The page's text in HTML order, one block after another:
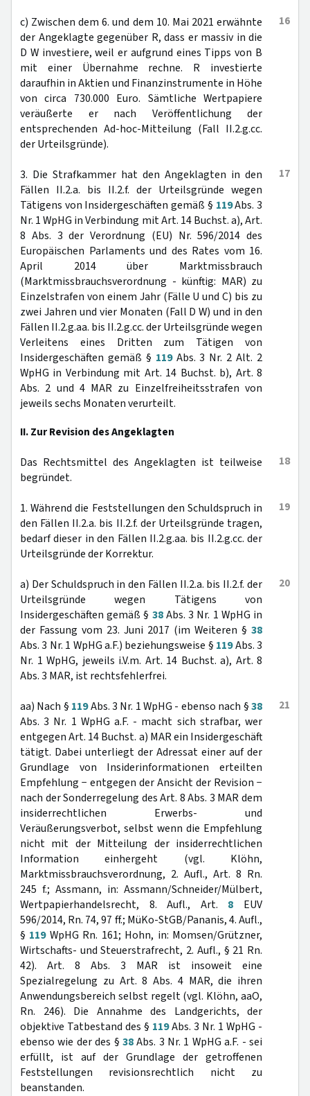
16
c) Zwischen dem 6. und dem 10. Mai 2021 erwähnte
der Angeklagte gegenüber R, dass er massiv in die
D W investiere, weil er aufgrund eines Tipps von B
mit einer Übernahme rechne. R investierte
daraufhin in Aktien und Finanzinstrumente in Höhe
von circa 730.000 Euro. Sämtliche Wertpapiere
veräußerte er nach Veröffentlichung der
entsprechenden Ad-hoc-Mitteilung (Fall II.2.g.cc.
der Urteilsgründe).
17
3. Die Strafkammer hat den Angeklagten in den
Fällen II.2.a. bis II.2.f. der Urteilsgründe wegen
Tätigens von Insidergeschäften gemäß § 119Abs. 3
Nr. 1 WpHG in Verbindung mit Art. 14 Buchst. a), Art.
8 Abs. 3 der Verordnung (EU) Nr. 596/2014 des
Europäischen Parlaments und des Rates vom 16.
April 2014 über Marktmissbrauch
(Marktmissbrauchsverordnung - künftig: MAR) zu
Einzelstrafen von einem Jahr (Fälle U und C) bis zu
zwei Jahren und vier Monaten (Fall D W) und in den
Fällen II.2.g.aa. bis II.2.g.cc. der Urteilsgründe wegen
Verleitens eines Dritten zum Tätigen von
Insidergeschäften gemäß § 119Abs. 3 Nr. 2 Alt. 2
WpHG in Verbindung mit Art. 14 Buchst. b), Art. 8
Abs. 2 und 4 MAR zu Einzelfreiheitsstrafen von
jeweils sechs Monaten verurteilt.
II. Zur Revision des Angeklagten
18
Das Rechtsmittel des Angeklagten ist teilweise
begründet.
19
1. Während die Feststellungen den Schuldspruch in
den Fällen II.2.a. bis II.2.f. der Urteilsgründe tragen,
bedarf dieser in den Fällen II.2.g.aa. bis II.2.g.cc. der
Urteilsgründe der Korrektur.
20
a) Der Schuldspruch in den Fällen II.2.a. bis II.2.f. der
Urteilsgründe wegen Tätigens von
Insidergeschäften gemäß § 38Abs. 3 Nr. 1 WpHG in
der Fassung vom 23. Juni 2017 (im Weiteren § 38
Abs. 3 Nr. 1 WpHG a.F.) beziehungsweise § 119Abs. 3
Nr. 1 WpHG, jeweils i.V.m. Art. 14 Buchst. a), Art. 8
Abs. 3 MAR, ist rechtsfehlerfrei.
21
aa) Nach § 119Abs. 3 Nr. 1 WpHG - ebenso nach §38
Abs. 3 Nr. 1 WpHG a.F. - macht sich strafbar, wer
entgegen Art. 14 Buchst. a) MAR ein Insidergeschäft
tätigt. Dabei unterliegt der Adressat einer auf der
Grundlage von Insiderinformationen erteilten
Empfehlung − entgegen der Ansicht der Revision −
nach der Sonderregelung des Art. 8 Abs. 3 MAR dem
insiderrechtlichen Erwerbs- und
Veräußerungsverbot, selbst wenn die Empfehlung
nicht mit der Mitteilung der insiderrechtlichen
Information einhergeht (vgl. Klöhn,
Marktmissbrauchsverordnung, 2. Aufl., Art. 8 Rn.
245 f.; Assmann, in: Assmann/Schneider/Mülbert,
Wertpapierhandelsrecht, 8. Aufl., Art. 8 EUV
596/2014, Rn. 74, 97 ff.; MüKo-StGB/Pananis, 4. Aufl.,
§ 119WpHG Rn. 161; Hohn, in: Momsen/Grützner,
Wirtschafts- und Steuerstrafrecht, 2. Aufl., § 21 Rn.
42). Art. 8 Abs. 3 MAR ist insoweit eine
Spezialregelung zu Art. 8 Abs. 4 MAR, die ihren
Anwendungsbereich selbst regelt (vgl. Klöhn, aaO,
Rn. 246). Die Annahme des Landgerichts, der
objektive Tatbestand des § 119Abs. 3 Nr. 1 WpHG -
ebenso wie der des § 38Abs. 3 Nr. 1 WpHG a.F. - sei
erfüllt, ist auf der Grundlage der getroffenen
Feststellungen revisionsrechtlich nicht zu
beanstanden.